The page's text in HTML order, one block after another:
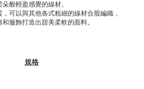
朵般輕盈感覺的線材。
可以與其他各式粗細的線材合股編織，
服飾打造出甜美柔軟的面料。
規格